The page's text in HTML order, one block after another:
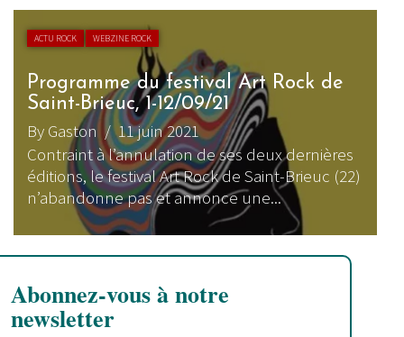
ACTU ROCK WEBZINE ROCK
Programme du festival Art Rock de
Saint-Brieuc, 1-12/09/21
By Gaston / 11 juin 2021
Contraint à l’annulation de ses deux dernières
éditions, le festival Art Rock de Saint-Brieuc (22)
n’abandonne pas et annonce une...
Abonnez-vous à notre
newsletter